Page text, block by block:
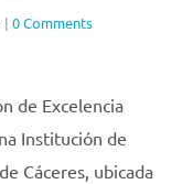
| 0 Comments
de Excelencia
Institución de
Cáceres, ubicada